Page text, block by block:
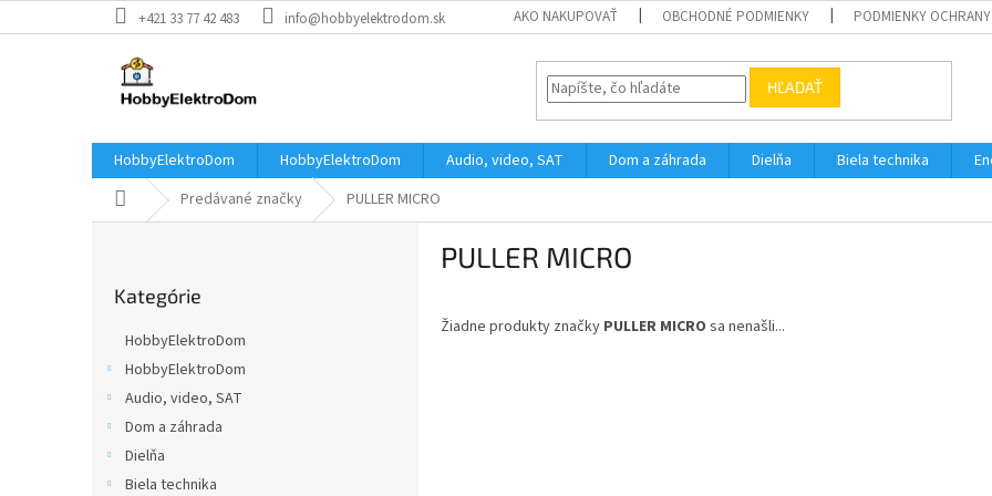
na
+421 33 77 42 483 info@hobbyelektrodom.sk AKO NAKUPOVAŤ OBCHODNÉ PODMIENKY PODMIENKY OCHRANY
HĽADAŤ
HobbyElektroDom HobbyElektroDom Audio, video, SAT Dom a záhrada Dielňa Biela technika
DomovPredávané značky PULLER MICRO
kategórie
Kategórie
HobbyElektroDom
HobbyElektroDom
Audio, video, SAT
Dom a záhrada
Dielňa
Biela technika
PULLER MICRO
Žiadne produkty značky PULLER MICRO sa nenašli...